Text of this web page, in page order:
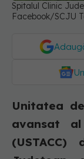
Spitalul Clinic
Facebook/SCJU
Unitatea
avansat